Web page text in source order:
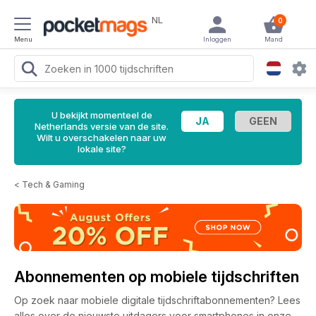
Menu
NL 0
Mand
Inloggen
U bekijkt momenteel de
Netherlands versie van de site.
Wilt u overschakelen naar uw
lokale site?
< Tech & Gaming
Abonnementen op mobiele tijdschriften
Op zoek naar mobiele digitale tijdschriftabonnementen? Lees